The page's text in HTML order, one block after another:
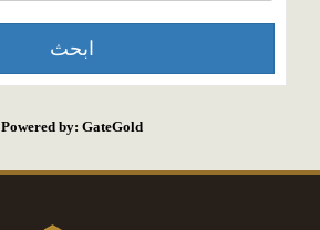
Powered by: GateGold